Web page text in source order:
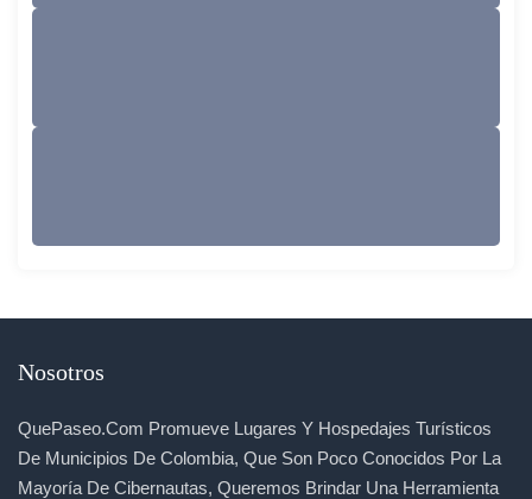
Nosotros
QuePaseo.com Promueve Lugares Y Hospedajes Turísticos
De Municipios De Colombia, Que Son Poco Conocidos Por La
Mayoría De Cibernautas, Queremos Brindar Una Herramienta